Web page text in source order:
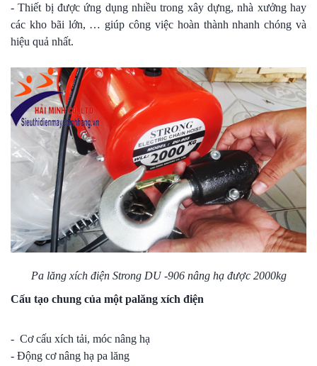
- Thiết bị được ứng dụng nhiều trong xây dựng, nhà xưởng hay
các kho bãi lớn, … giúp công việc hoàn thành nhanh chóng và
hiệu quả nhất.
Pa lăng xích điện Strong DU -906 nâng hạ được 2000kg
Cấu tạo chung của một palăng xích điện
- Cơ cấu xích tải, móc nâng hạ
- Động cơ nâng hạ pa lăng